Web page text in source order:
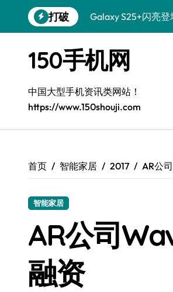
到
打破
Galaxy S25+闪亮登
S26+颜值暴增！机
A56 5G惊艳登场，
三星S26上手：3招
S25美化秘籍：个
Galaxy C55 5G登
S25 Ultra颜值炸裂
150手机网
中国大型手机资讯类网站！
https://www.150shouji.com
首页 智能家居 2017 AR公
智能家居
AR公司
融资